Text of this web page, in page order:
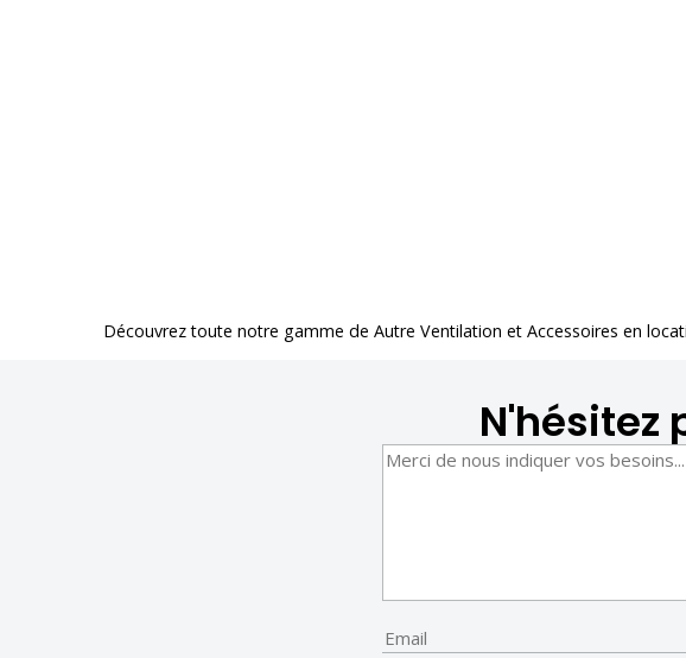
Découvrez toute notre gamme de Autre Ventilation et Accessoires en
N'hésitez